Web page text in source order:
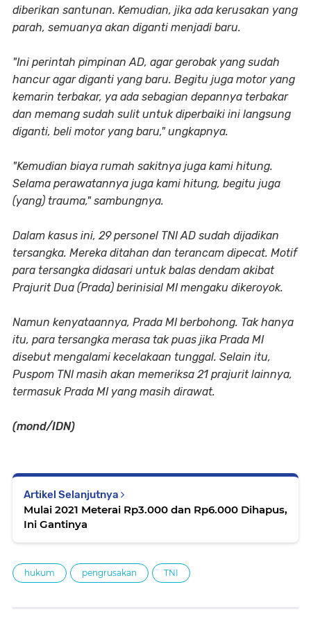
diberikan santunan. Kemudian, jika ada kerusakan yang
parah, semuanya akan diganti menjadi baru.
"Ini perintah pimpinan AD, agar gerobak yang sudah
hancur agar diganti yang baru. Begitu juga motor yang
kemarin terbakar, ya ada sebagian depannya terbakar
dan memang sudah sulit untuk diperbaiki ini langsung
diganti, beli motor yang baru," ungkapnya.
"Kemudian biaya rumah sakitnya juga kami hitung.
Selama perawatannya juga kami hitung, begitu juga
(yang) trauma," sambungnya.
Dalam kasus ini, 29 personel TNI AD sudah dijadikan
tersangka. Mereka ditahan dan terancam dipecat. Motif
para tersangka didasari untuk balas dendam akibat
Prajurit Dua (Prada) berinisial MI mengaku dikeroyok.
Namun kenyataannya, Prada MI berbohong. Tak hanya
itu, para tersangka merasa tak puas jika Prada MI
disebut mengalami kecelakaan tunggal. Selain itu,
Puspom TNI masih akan memeriksa 21 prajurit lainnya,
termasuk Prada MI yang masih dirawat.
(mond/IDN)
Artikel Selanjutnya
Mulai 2021 Meterai Rp3.000 dan Rp6.000 Dihapus,
Ini Gantinya
hukum pengrusakan TNI